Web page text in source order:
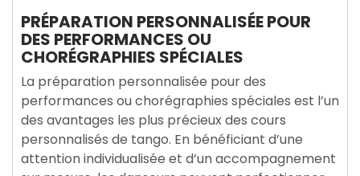
PRÉPARATION PERSONNALISÉE POUR
DES PERFORMANCES OU
CHORÉGRAPHIES SPÉCIALES
La préparation personnalisée pour des
performances ou chorégraphies spéciales est l’un
des avantages les plus précieux des cours
personnalisés de tango. En bénéficiant d’une
attention individualisée et d’un accompagnement